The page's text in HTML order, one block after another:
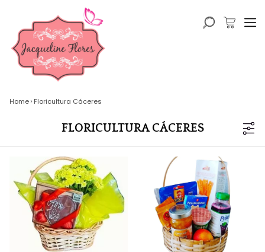
Home Floricultura Cáceres
FLORICULTURA CÁCERES